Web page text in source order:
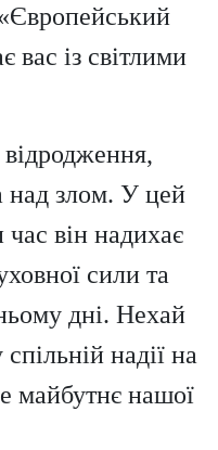
вас із світлими
над злом. У цей
він надихає
сили та
дні. Нехай
надії на
майбутнє нашої